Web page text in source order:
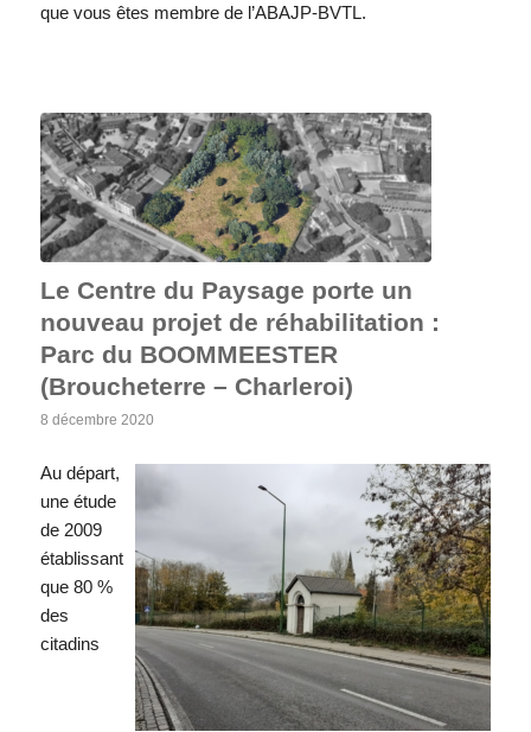
que vous êtes membre de l’ABAJP-BVTL.
Le Centre du Paysage porte un
nouveau projet de réhabilitation :
Parc du BOOMMEESTER
(Broucheterre – Charleroi)
8 décembre 2020
Au départ,
une étude
de 2009
établissant
que 80 %
des
citadins